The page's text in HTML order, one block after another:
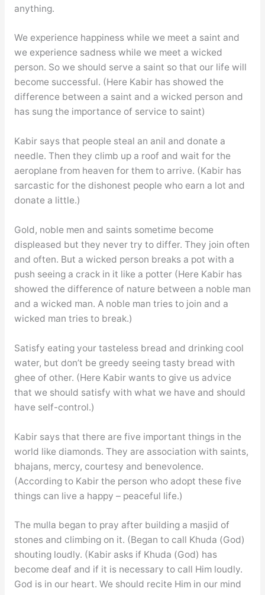
anything.
We experience happiness while we meet a saint and
we experience sadness while we meet a wicked
person. So we should serve a saint so that our life will
become successful. (Here Kabir has showed the
difference between a saint and a wicked person and
has sung the importance of service to saint)
Kabir says that people steal an anil and donate a
needle. Then they climb up a roof and wait for the
aeroplane from heaven for them to arrive. (Kabir has
sarcastic for the dishonest people who earn a lot and
donate a little.)
Gold, noble men and saints sometime become
displeased but they never try to differ. They join often
and often. But a wicked person breaks a pot with a
push seeing a crack in it like a potter (Here Kabir has
showed the difference of nature between a noble man
and a wicked man. A noble man tries to join and a
wicked man tries to break.)
Satisfy eating your tasteless bread and drinking cool
water, but don’t be greedy seeing tasty bread with
ghee of other. (Here Kabir wants to give us advice
that we should satisfy with what we have and should
have self-control.)
Kabir says that there are five important things in the
world like diamonds. They are association with saints,
bhajans, mercy, courtesy and benevolence.
(According to Kabir the person who adopt these five
things can live a happy – peaceful life.)
The mulla began to pray after building a masjid of
stones and climbing on it. (Began to call Khuda (God)
shouting loudly. (Kabir asks if Khuda (God) has
become deaf and if it is necessary to call Him loudly.
God is in our heart. We should recite Him in our mind